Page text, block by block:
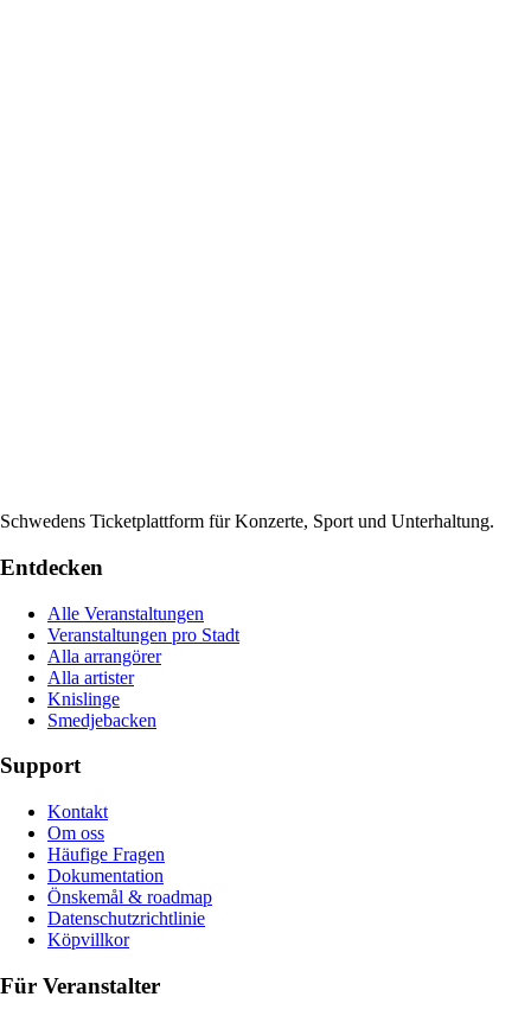
Schwedens Ticketplattform für Konzerte, Sport und Unterhaltung.
Entdecken
Alle Veranstaltungen
Veranstaltungen pro Stadt
Alla arrangörer
Alla artister
Knislinge
Smedjebacken
Support
Kontakt
Om oss
Häufige Fragen
Dokumentation
Önskemål & roadmap
Datenschutzrichtlinie
Köpvillkor
Für Veranstalter